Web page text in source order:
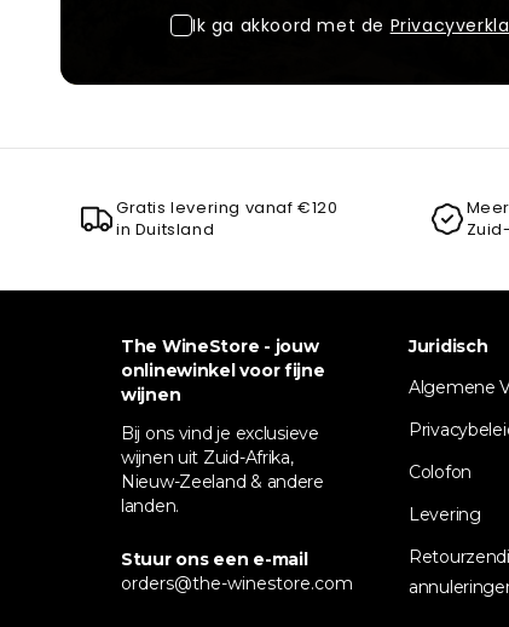
Ik ga akkoord met de
Gratis levering vanaf €120
in Duitsland
The WineStore - jouw
onlinewinkel voor fijne
wijnen
Bij ons vind je exclusieve
wijnen uit Zuid-Afrika,
Nieuw-Zeeland & andere
landen.
Stuur ons een e-mail
orders@the-winestore.com
Juridisch
Algemene
Colofon
Levering